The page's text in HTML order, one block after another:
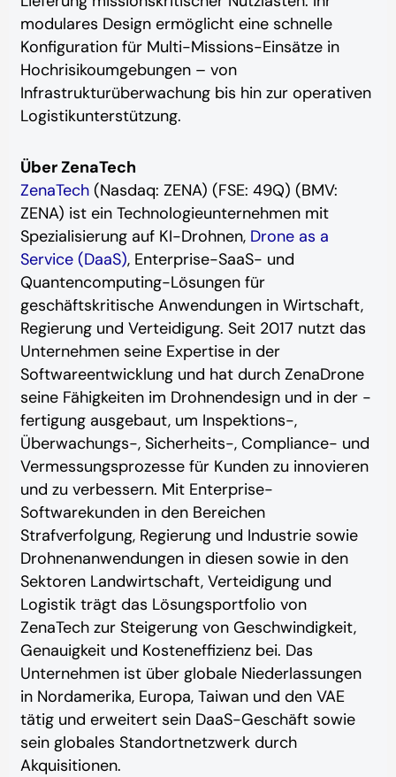
modulares Design ermöglicht eine schnelle
Konfiguration für Multi-Missions-Einsätze in
Hochrisikoumgebungen – von
Infrastrukturüberwachung bis hin zur operativen
Logistikunterstützung.
Über ZenaTech
ZenaTech(Nasdaq: ZENA) (FSE: 49Q) (BMV:
ZENA) ist ein Technologieunternehmen mit
Spezialisierung auf KI-Drohnen, Drone as a
Service (DaaS), Enterprise-SaaS- und
Quantencomputing-Lösungen für
geschäftskritische Anwendungen in Wirtschaft,
Regierung und Verteidigung. Seit 2017 nutzt das
Unternehmen seine Expertise in der
Softwareentwicklung und hat durch ZenaDrone
seine Fähigkeiten im Drohnendesign und in der -
fertigung ausgebaut, um Inspektions-,
Überwachungs-, Sicherheits-, Compliance- und
Vermessungsprozesse für Kunden zu innovieren
und zu verbessern. Mit Enterprise-
Softwarekunden in den Bereichen
Strafverfolgung, Regierung und Industrie sowie
Drohnenanwendungen in diesen sowie in den
Sektoren Landwirtschaft, Verteidigung und
Logistik trägt das Lösungsportfolio von
ZenaTech zur Steigerung von Geschwindigkeit,
Genauigkeit und Kosteneffizienz bei. Das
Unternehmen ist über globale Niederlassungen
in Nordamerika, Europa, Taiwan und den VAE
tätig und erweitert sein DaaS-Geschäft sowie
sein globales Standortnetzwerk durch
Akquisitionen.